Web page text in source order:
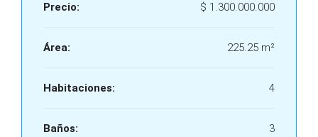
Precio: $ 1.300.000.000
Área: 225.25 m²
Habitaciones: 4
Baños: 3